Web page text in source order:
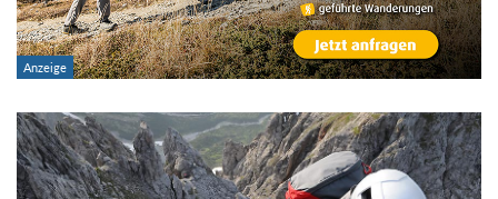
Art der Tour:
Schwierigkeitsgrad:
von
bis